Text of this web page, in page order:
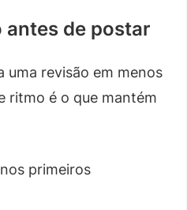
de postar
uma revisão em menos
ritmo é o que mantém
primeiros